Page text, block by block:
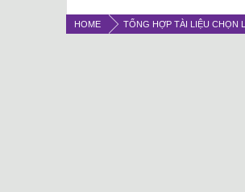
HOME TỔNG HỢP TÀI LIỆU CHỌN